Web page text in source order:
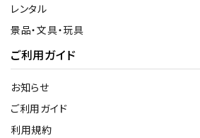
レンタル
景品・文具・玩具
ご利用ガイド
お知らせ
ご利用ガイド
利用規約